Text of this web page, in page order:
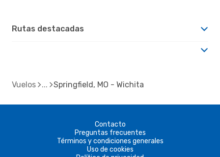
Rutas destacadas
Vuelos Springfield, MO - Wichita
Contacto
Preguntas frecuentes
Términos y condiciones generales
Uso de cookies